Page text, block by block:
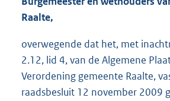
Raalte,
overwegende dat het, met
2.12, lid 4, van de Algemene
Verordening gemeente Raalte,
raadsbesluit 12 november 2009